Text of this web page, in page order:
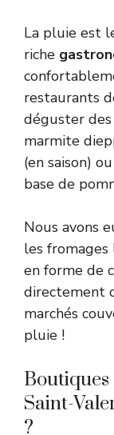
La pluie est
riche
restaurants
déguster
marmite
(en saison)
base de
Nous avons
les
en forme de
directement
marchés
pluie !
Saint-
?